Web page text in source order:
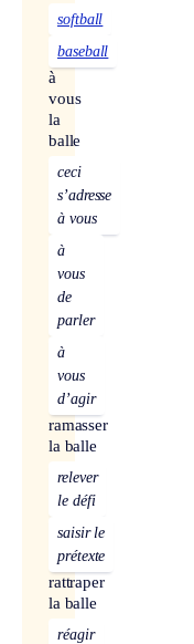
softball
baseball
à
vous
la
balle
ceci
s’adresse
à vous
à
vous
de
parler
à
vous
d’agir
ramasser
la balle
relever
le défi
saisir le
prétexte
rattraper
la balle
réagir